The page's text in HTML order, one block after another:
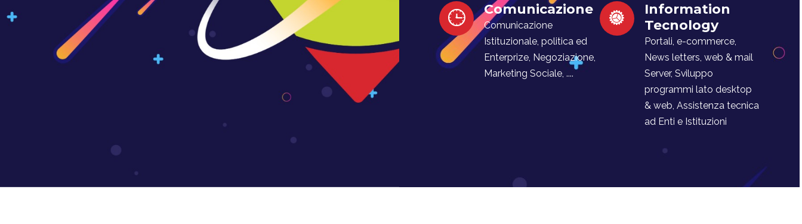
Comunicazione
Comunicazione
Istituzionale, politica ed
Enterprize, Negoziazione,
Marketing Sociale, ....
Information
Tecnology
Portali, e-commerce,
News letters, web & mail
Server, Sviluppo
programmi lato desktop
& web, Assistenza tecnica
ad Enti e Istituzioni